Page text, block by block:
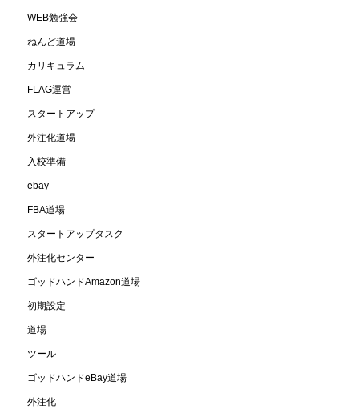
WEB勉強会
ねんど道場
カリキュラム
FLAG運営
スタートアップ
外注化道場
入校準備
ebay
FBA道場
スタートアップタスク
外注化センター
ゴッドハンドAmazon道場
初期設定
道場
ツール
ゴッドハンドeBay道場
外注化